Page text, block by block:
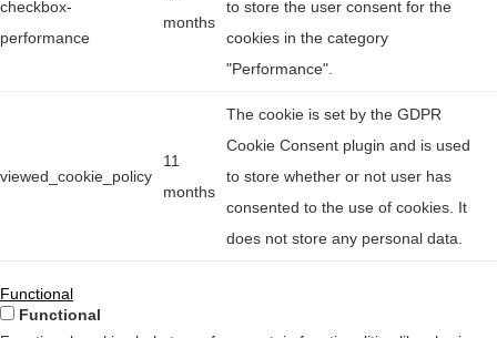
checkbox-
performance
months
to store the user consent for the
cookies in the category
"Performance".
viewed_cookie_policy
11
months
The cookie is set by the GDPR
Cookie Consent plugin and is used
to store whether or not user has
consented to the use of cookies. It
does not store any personal data.
Functional
Functional